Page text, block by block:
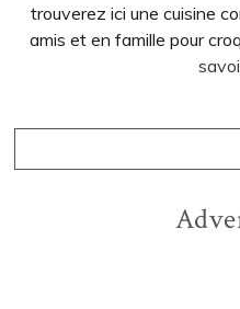
trouverez ici une cuisine
amis et en famille pour